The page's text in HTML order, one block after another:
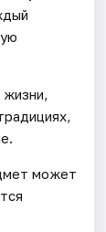
жизни,
может